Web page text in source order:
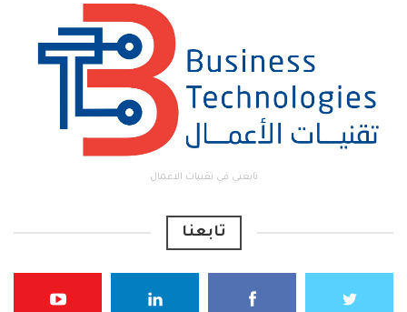
تابعني في تقنيات الاعمال
تابعنا